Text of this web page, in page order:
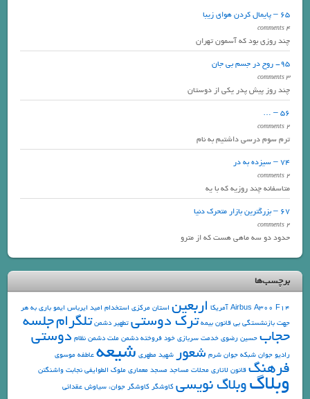
65 – پایمال کردن هوای زیبا
4 comments
چند روزی بود که آسمون تهران
95- روح در جسم بی جان
3 comments
چند روز پیش پدر یکی از دوستان
56 – …
2 comments
ترم سوم درسی داشتیم به نام
74 – سیزده به در
2 comments
متاسفانه چند روزیه که با یه
67 – بزرگترین بازار متحرک دنیا
2 comments
حدود دو سه ماهی هست که از مترو
برچسب‌ها
Airbus A300 F14 آمریکا اربعین استان مرکزی استخدام امید ایرباس ایمو باری به هر
جهت بازنشستگی بی قانون بیمه ترک دوستی تطهیر دشمن تلگرامجلسه
حجاب حسین رضوی خدمت سربازی خود فروخته دشمن ملت دشمن نظام دوستی
رادیو جوان شبکه جوان شرم شعور شهید مطهری شیعه عاطفه موسوی
فرهنگ قانون لاتاری محلات مساجد مسجد معماری ملوک الطوایفی نجابت واشنگتن وبلاگوبلاگ نویسی کاوشگر کاوشگر جوان، سیاوش عقدائی